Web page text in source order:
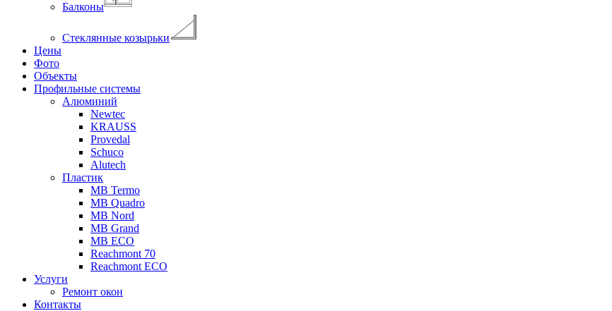
Балконы
Стеклянные козырьки
Цены
Фото
Объекты
Профильные системы
Алюминий
Newtec
KRAUSS
Provedal
Schuco
Аlutech
Пластик
MB Termo
MB Quadro
MB Nord
MB Grand
MB ECO
Reachmont 70
Reachmont ECO
Услуги
Ремонт окон
Контакты